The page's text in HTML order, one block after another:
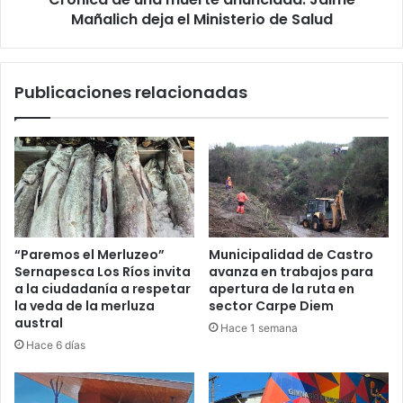
Mañalich deja el Ministerio de Salud
Publicaciones relacionadas
“Paremos el Merluzeo”
Sernapesca Los Ríos invita
a la ciudadanía a respetar
la veda de la merluza
austral
Hace 6 días
Municipalidad de Castro
avanza en trabajos para
apertura de la ruta en
sector Carpe Diem
Hace 1 semana